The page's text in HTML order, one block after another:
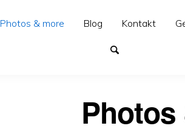
Photos & more Blog Kontakt